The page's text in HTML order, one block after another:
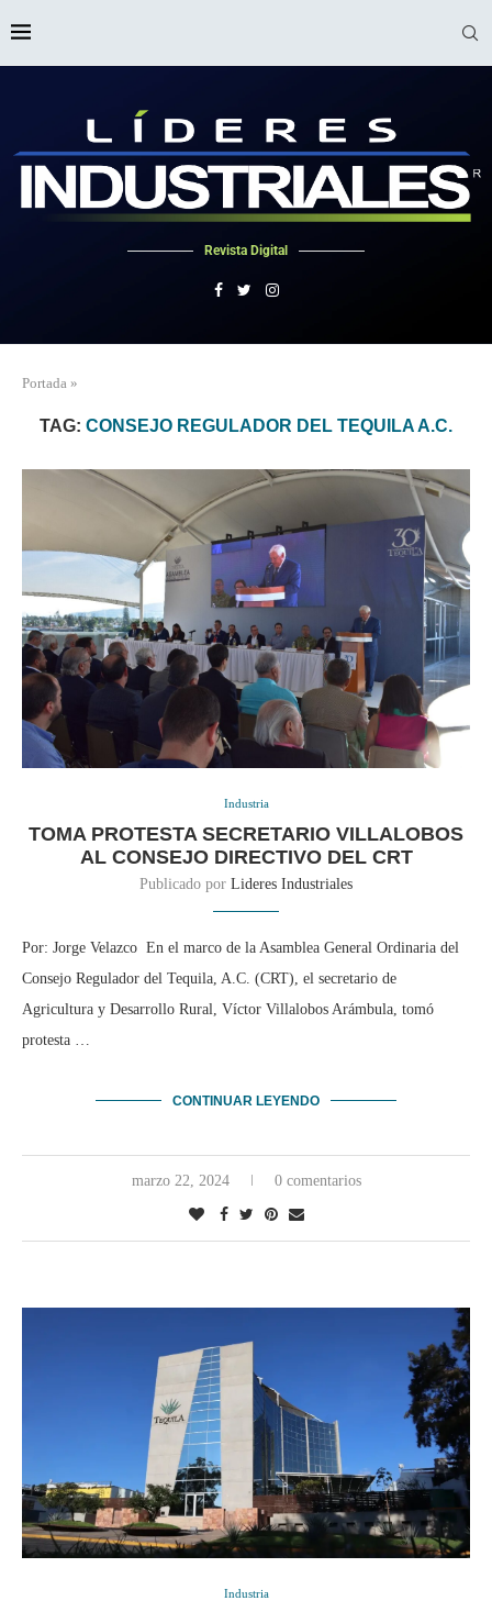
Revista Digital
Portada »
TAG: CONSEJO REGULADOR DEL TEQUILA A.C.
Industria
TOMA PROTESTA SECRETARIO VILLALOBOS
AL CONSEJO DIRECTIVO DEL CRT
Publicado por Lideres Industriales
Por: Jorge Velazco En el marco de la Asamblea General Ordinaria del
Consejo Regulador del Tequila, A.C. (CRT), el secretario de
Agricultura y Desarrollo Rural, Víctor Villalobos Arámbula, tomó
protesta …
CONTINUAR LEYENDO
marzo 22, 2024 0 comentarios
Industria